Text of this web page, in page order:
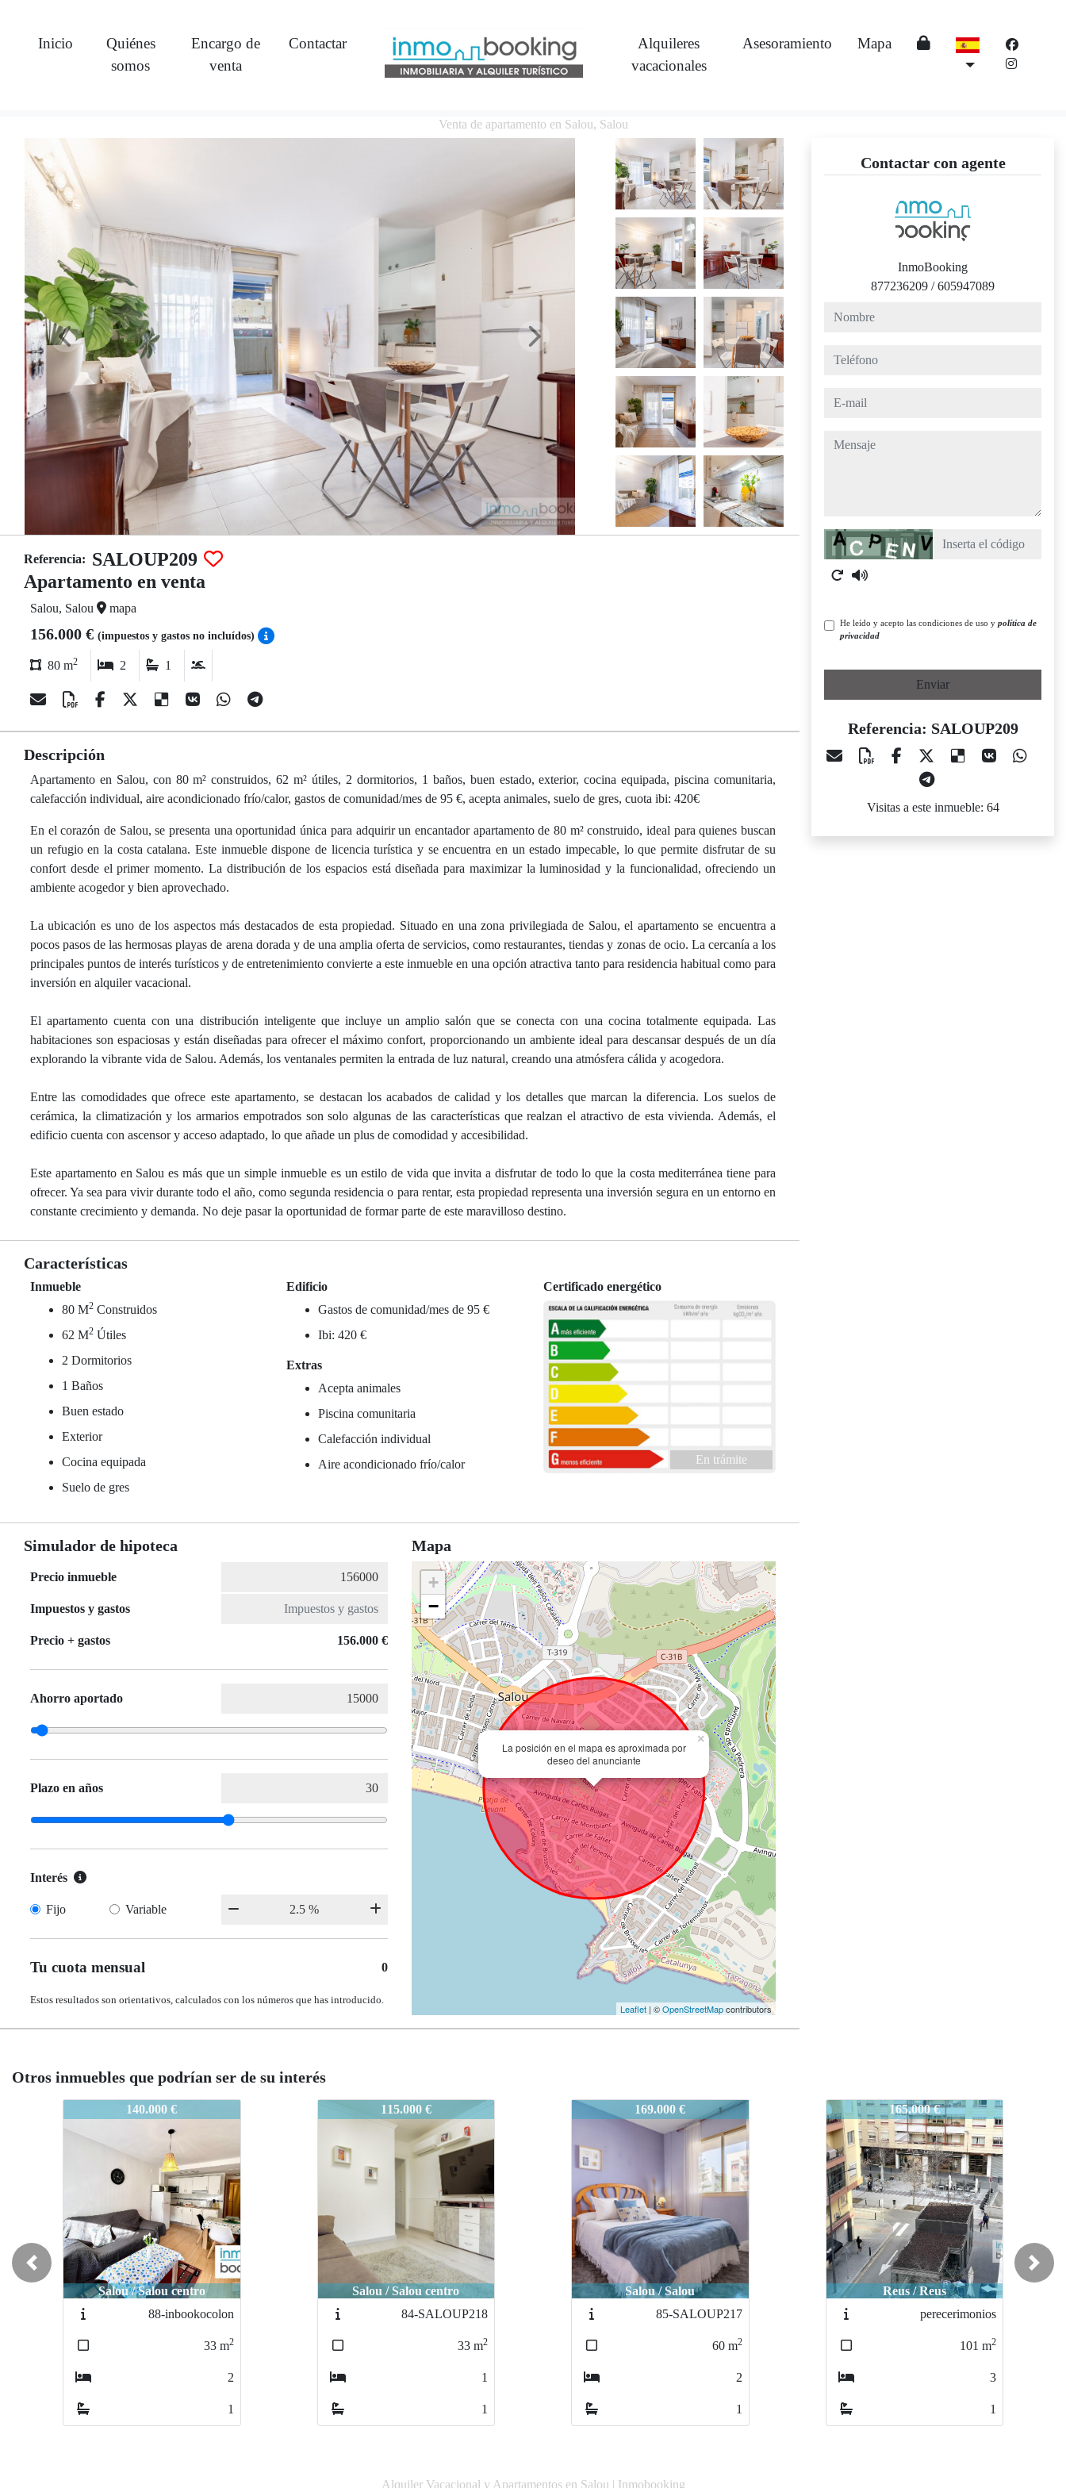
Inicio
Quiénes
somos
Encargo de
venta
Contactar
Alquileres
vacacionales
Asesoramiento Mapa
Venta de apartamento en Salou, Salou
Referencia: SALOUP209
Apartamento en venta
Salou, Salou mapa
156.000 € (impuestos y gastos no incluídos)
80 m2 2 1
Descripción
Apartamento en Salou, con 80 m² construidos, 62 m² útiles, 2 dormitorios, 1 baños, buen estado, exterior, cocina equipada, piscina comunitaria,
calefacción individual, aire acondicionado frío/calor, gastos de comunidad/mes de 95 €, acepta animales, suelo de gres, cuota ibi: 420€
En el corazón de Salou, se presenta una oportunidad única para adquirir un encantador apartamento de 80 m² construido, ideal para quienes buscan
un refugio en la costa catalana. Este inmueble dispone de licencia turística y se encuentra en un estado impecable, lo que permite disfrutar de su
confort desde el primer momento. La distribución de los espacios está diseñada para maximizar la luminosidad y la funcionalidad, ofreciendo un
ambiente acogedor y bien aprovechado.
La ubicación es uno de los aspectos más destacados de esta propiedad. Situado en una zona privilegiada de Salou, el apartamento se encuentra a
pocos pasos de las hermosas playas de arena dorada y de una amplia oferta de servicios, como restaurantes, tiendas y zonas de ocio. La cercanía a los
principales puntos de interés turísticos y de entretenimiento convierte a este inmueble en una opción atractiva tanto para residencia habitual como para
inversión en alquiler vacacional.
El apartamento cuenta con una distribución inteligente que incluye un amplio salón que se conecta con una cocina totalmente equipada. Las
habitaciones son espaciosas y están diseñadas para ofrecer el máximo confort, proporcionando un ambiente ideal para descansar después de un día
explorando la vibrante vida de Salou. Además, los ventanales permiten la entrada de luz natural, creando una atmósfera cálida y acogedora.
Entre las comodidades que ofrece este apartamento, se destacan los acabados de calidad y los detalles que marcan la diferencia. Los suelos de
cerámica, la climatización y los armarios empotrados son solo algunas de las características que realzan el atractivo de esta vivienda. Además, el
edificio cuenta con ascensor y acceso adaptado, lo que añade un plus de comodidad y accesibilidad.
Este apartamento en Salou es más que un simple inmueble es un estilo de vida que invita a disfrutar de todo lo que la costa mediterránea tiene para
ofrecer. Ya sea para vivir durante todo el año, como segunda residencia o para rentar, esta propiedad representa una inversión segura en un entorno en
constante crecimiento y demanda. No deje pasar la oportunidad de formar parte de este maravilloso destino.
Características
Inmueble
80 M2 Construidos
62 M2 Útiles
2 Dormitorios
1 Baños
Buen estado
Exterior
Cocina equipada
Suelo de gres
Edificio
Gastos de comunidad/mes de 95 €
Ibi: 420 €
Extras
Acepta animales
Piscina comunitaria
Calefacción individual
Aire acondicionado frío/calor
Certificado energético
En trámite
Simulador de hipoteca
Precio inmueble
Impuestos y gastos
Precio + gastos 156.000 €
Ahorro aportado
Plazo en años
Interés
Fijo Variable
Tu cuota mensual 0
Estos resultados son orientativos, calculados con los números que has introducido.
Mapa
La posición en el mapa es aproximada por
deseo del anunciante
×
+
−
Leaflet | ©OpenStreetMapcontributors
Contactar con agente
InmoBooking
877236209 /605947089
nombre
teléfono
e-mail
mensaje
Captcha
He leído y acepto las condiciones de uso y política de
privacidad
Enviar
Referencia: SALOUP209
Visitas a este inmueble: 64
Otros inmuebles que podrían ser de su interés
SALOUP209115.000 €
Salou / Salou centro
84-SALOUP218
33 m2
1
1
SALOUP209169.000 €
Salou / Salou
85-SALOUP217
60m2
2
1
SALOUP209165.000 €
Reus / Reus
perecerimonios
101 m2
3
1
SALOUP209182.000 €
Salou / Salou
73-DP37
61m2
2
1
Previous Next
Alquiler Vacacional y Apartamentos en Salou | Inmobooking